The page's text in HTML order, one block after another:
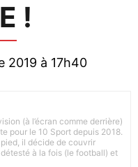
!
2019 à 17h40
(à l’écran comme derrière)
pour le 10 Sport depuis 2018.
il décide de couvrir
à la fois (le football) et